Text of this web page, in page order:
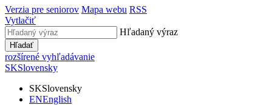
Verzia pre seniorov Mapa webu RSS
Vytlačiť
Hľadaný výraz
Hľadať
rozšírené vyhľadávanie
SKSlovensky
SKSlovensky
ENEnglish